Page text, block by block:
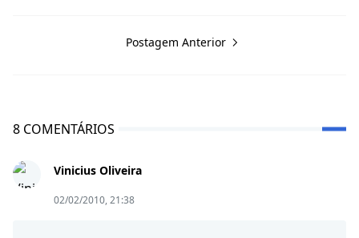
Postagem Anterior
8 COMENTÁRIOS
Vinicius Oliveira
02/02/2010, 21:38